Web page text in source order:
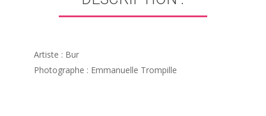
Artiste : Bur
Photographe : Emmanuelle Trompille